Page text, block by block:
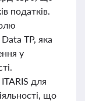
податків.
TP, яка
у
для
що